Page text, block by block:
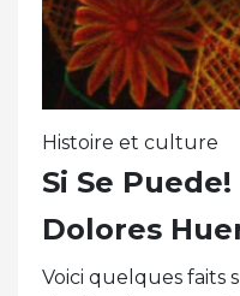
Histoire et culture
Si Se
Dolores
Voici quelques faits